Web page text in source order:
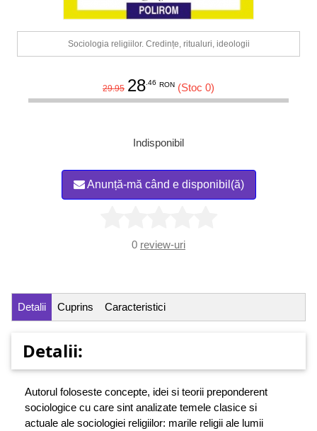
Sociologia religiilor. Credințe, ritualuri, ideologii
29.95 28.46 RON (Stoc 0)
Indisponibil
Anunță-mă când e disponibil(ă)
0 review-uri
Detalii Cuprins Caracteristici
Detalii:
Autorul foloseste concepte, idei si teorii preponderent
sociologice cu care sint analizate temele clasice si
actuale ale sociologiei religiilor: marile religii ale lumii